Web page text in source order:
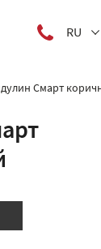
RU
Смарт